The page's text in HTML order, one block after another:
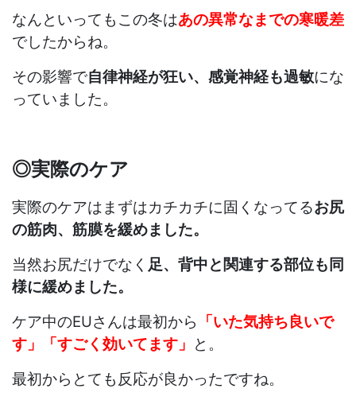
なんといってもこの冬はあの異常なまでの寒暖差
でしたからね。
その影響で自律神経が狂い、感覚神経も過敏にな
っていました。
◎実際のケア
実際のケアはまずはカチカチに固くなってるお尻
の筋肉、筋膜を緩めました。
当然お尻だけでなく 足、背中と関連する部位も同
様に緩めました。
ケア中のEUさんは最初から
「いた気持ち良いで
す」「すごく効いてます」 と。
最初からとても反応が良かったですね。